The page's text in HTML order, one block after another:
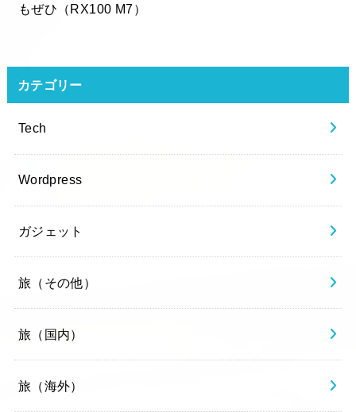
もぜひ（RX100 M7）
カテゴリー
Tech
Wordpress
ガジェット
旅（その他）
旅（国内）
旅（海外）